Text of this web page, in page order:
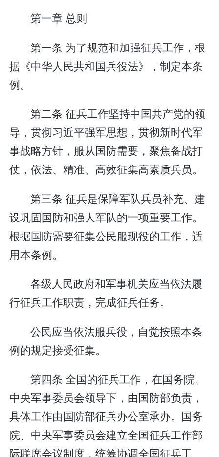
第一章 总则
第一条 为了规范和加强征兵工作，根
据《中华人民共和国兵役法》，制定本条
例。
第二条 征兵工作坚持中国共产党的领
导，贯彻习近平强军思想，贯彻新时代军
事战略方针，服从国防需要，聚焦备战打
仗，依法、精准、高效征集高素质兵员。
第三条 征兵是保障军队兵员补充、建
设巩固国防和强大军队的一项重要工作。
根据国防需要征集公民服现役的工作，适
用本条例。
各级人民政府和军事机关应当依法履
行征兵工作职责，完成征兵任务。
公民应当依法服兵役，自觉按照本条
例的规定接受征集。
第四条 全国的征兵工作，在国务院、
中央军事委员会领导下，由国防部负责，
具体工作由国防部征兵办公室承办。国务
院、中央军事委员会建立全国征兵工作部
际联席会议制度，统筹协调全国征兵工